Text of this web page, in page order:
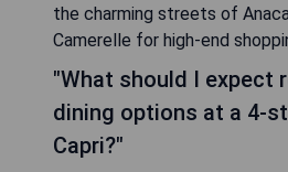
the charming streets of
Camerelle for high-end
"What should I expect
dining options at a 4-
Capri?"